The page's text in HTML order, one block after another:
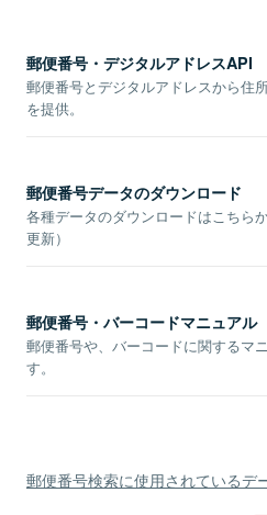
郵便番号・デジタルアドレスAPI
郵便番号とデジタルアドレスから住
を提供。
郵便番号データのダウンロード
各種データのダウンロードはこちら
更新）
郵便番号・バーコードマニュアル
郵便番号や、バーコードに関するマ
す。
郵便番号検索に使用されているデ